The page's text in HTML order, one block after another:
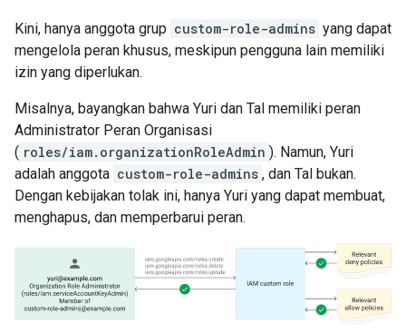
Kini, hanya anggota grup custom-role-admins yang dapat
mengelola peran khusus, meskipun pengguna lain memiliki
izin yang diperlukan.
Misalnya, bayangkan bahwa Yuri dan Tal memiliki peran
Administrator Peran Organisasi
( roles/iam.organizationRoleAdmin ). Namun, Yuri
adalah anggota custom-role-admins , dan Tal bukan.
Dengan kebijakan tolak ini, hanya Yuri yang dapat membuat,
menghapus, dan memperbarui peran.